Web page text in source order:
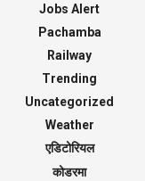
Jobs Alert
Pachamba
Railway
Trending
Uncategorized
Weather
एडिटोरियल
कोडरमा